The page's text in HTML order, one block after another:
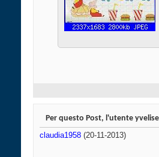
Per questo Post, l'utente
claudia1958 (20-11-2013)